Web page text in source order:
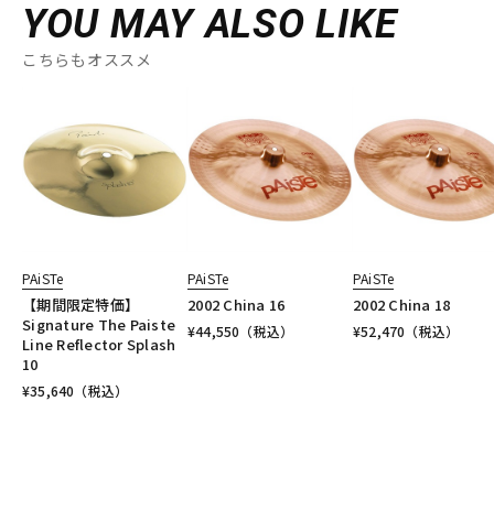
YOU MAY ALSO LIKE
こちらもオススメ
PAiSTe
【期間限定特価】
Signature The Paiste
Line Reflector Splash
10
¥35,640 （税込）
PAiSTe
2002 China 16
¥44,550 （税込）
PAiSTe
2002 China 18
¥52,470 （税込）